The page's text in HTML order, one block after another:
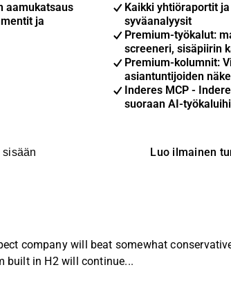
aamukatsaus
ja
Kaikki yhtiöraportit ja
syväanalyysit
Premium-työkalut:
screeneri, sisäpiirin
Premium-kolumnit:
asiantuntijoiden
Inderes MCP -
suoraan AI-
sisään Luo ilmainen
company will beat somewhat
built in H2 will continue...